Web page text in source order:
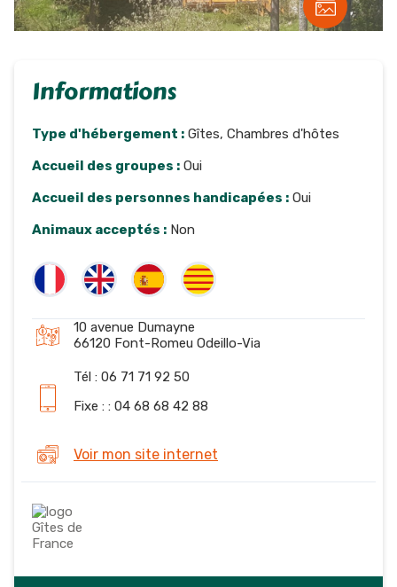
Informations
Type d'hébergement : Gîtes, Chambres d'hôtes
Accueil des groupes : Oui
Accueil des personnes handicapées : Oui
Animaux acceptés : Non
10 avenue Dumayne
66120 Font-Romeu Odeillo-Via
Tél : 06 71 71 92 50
Fixe : : 04 68 68 42 88
Voir mon site internet